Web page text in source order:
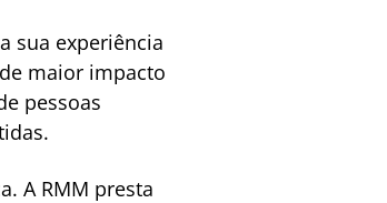
sua experiência
maior impacto
pessoas
A RMM presta